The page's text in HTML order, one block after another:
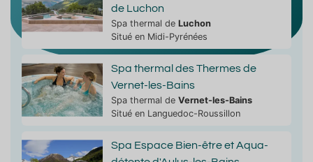
de Luchon
Spa thermal de Luchon
Situé en Midi-Pyrénées
Spa thermal des Thermes de
Vernet-les-Bains
Spa thermal de Vernet-les-Bains
Situé en Languedoc-Roussillon
Spa Espace Bien-être et Aqua-